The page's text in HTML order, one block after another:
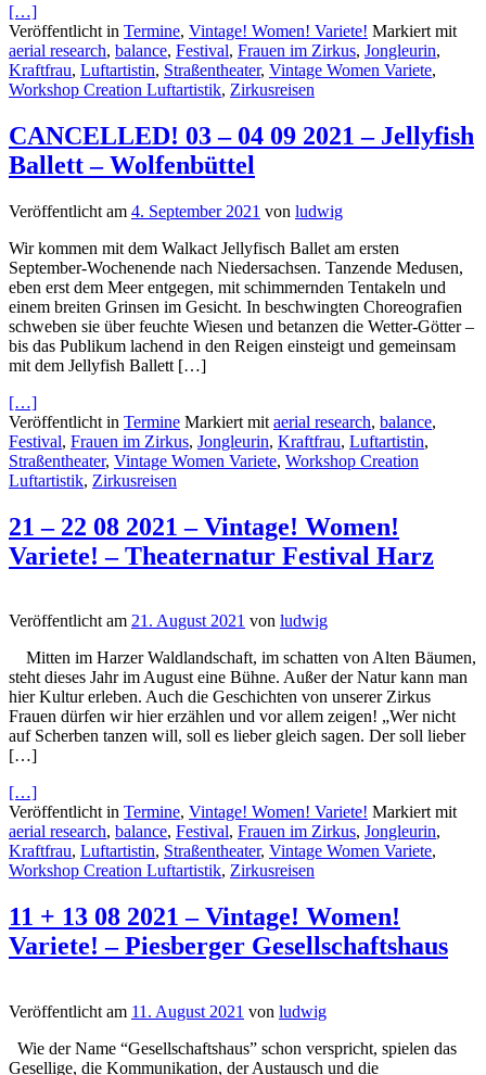
[…]
Veröffentlicht in Termine, Vintage! Women! Variete! Markiert mit
aerial research, balance, Festival, Frauen im Zirkus, Jongleurin,
Kraftfrau, Luftartistin, Straßentheater, Vintage Women Variete,
Workshop Creation Luftartistik, Zirkusreisen
CANCELLED! 03 – 04 09 2021 – Jellyfish
Ballett – Wolfenbüttel
Veröffentlicht am 4. September 2021 von ludwig
Wir kommen mit dem Walkact Jellyfisch Ballet am ersten
September-Wochenende nach Niedersachsen. Tanzende Medusen,
eben erst dem Meer entgegen, mit schimmernden Tentakeln und
einem breiten Grinsen im Gesicht. In beschwingten Choreografien
schweben sie über feuchte Wiesen und betanzen die Wetter-Götter –
bis das Publikum lachend in den Reigen einsteigt und gemeinsam
mit dem Jellyfish Ballett […]
[…]
Veröffentlicht in Termine Markiert mit aerial research, balance,
Festival, Frauen im Zirkus, Jongleurin, Kraftfrau, Luftartistin,
Straßentheater, Vintage Women Variete, Workshop Creation
Luftartistik, Zirkusreisen
21 – 22 08 2021 – Vintage! Women!
Variete! – Theaternatur Festival Harz
Veröffentlicht am 21. August 2021 von ludwig
Mitten im Harzer Waldlandschaft, im schatten von Alten Bäumen,
steht dieses Jahr im August eine Bühne. Außer der Natur kann man
hier Kultur erleben. Auch die Geschichten von unserer Zirkus
Frauen dürfen wir hier erzählen und vor allem zeigen! „Wer nicht
auf Scherben tanzen will, soll es lieber gleich sagen. Der soll lieber
[…]
[…]
Veröffentlicht in Termine, Vintage! Women! Variete! Markiert mit
aerial research, balance, Festival, Frauen im Zirkus, Jongleurin,
Kraftfrau, Luftartistin, Straßentheater, Vintage Women Variete,
Workshop Creation Luftartistik, Zirkusreisen
11 + 13 08 2021 – Vintage! Women!
Variete! – Piesberger Gesellschaftshaus
Veröffentlicht am 11. August 2021 von ludwig
Wie der Name “Gesellschaftshaus” schon verspricht, spielen das
Gesellige, die Kommunikation, der Austausch und die